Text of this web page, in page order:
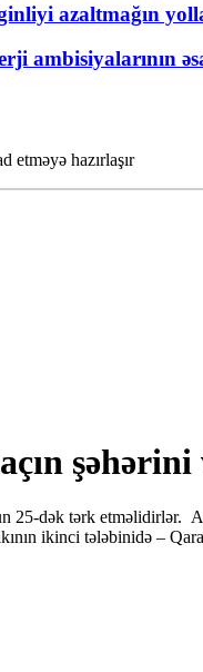
azaltmağın
ambisiyalarının
etməyə hazırlaşır
şəhərini
25-dək tərk etməlidirlər.
ikinci tələbinidə –